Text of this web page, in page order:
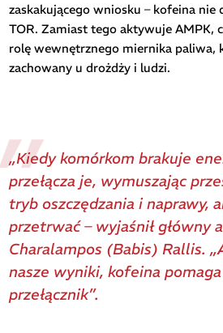
zaskakującego wniosku – kofeina nie
TOR. Zamiast tego aktywuje AMPK,
rolę wewnętrznego miernika paliwa,
zachowany u drożdży i ludzi.
„Kiedy komórkom brakuje
przełącza je, wymuszając
tryb oszczędzania i naprawy,
przetrwać – wyjaśnił główny
Charalampos (Babis) Rallis.
nasze wyniki, kofeina pomaga
przełącznik”.